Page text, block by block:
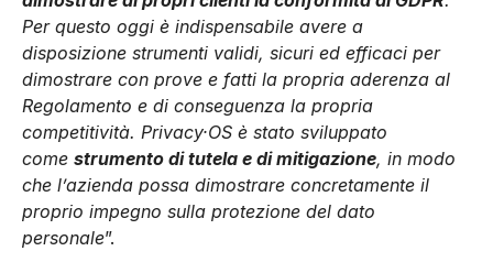
Per questo oggi è indispensabile avere a
disposizione strumenti validi, sicuri ed efficaci per
dimostrare con prove e fatti la propria aderenza al
Regolamento e di conseguenza la propria
competitività. Privacy·OS è stato sviluppato
come strumento di tutela e di mitigazione, in modo
che l’azienda possa dimostrare concretamente il
proprio impegno sulla protezione del dato
personale”.